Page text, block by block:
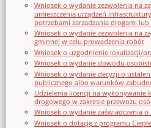
Wniosek o wydanie zezwolenia na
umieszczenia urządzeń
potrzebami zarządzania drogami
Wniosek o wydanie zezwolenia na
gminnej w celu prowadzenia robót
Wniosek o uzgodnienie lokalizacji/
Wniosek o wydanie dowodu
Wniosek o wydanie decyzji o
publicznego albo warunków
Udzielenia licencji na wykonywanie
drogowego w zakresie przewozu
Wniosek o wydanie zaświadczenia o
Wniosek o dotację z programu